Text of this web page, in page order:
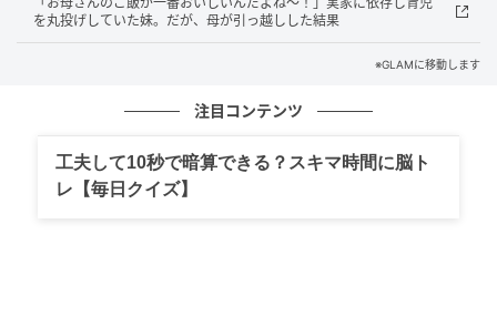
断っても、その次に会えば、また同じ誘い。三度目に
同じ言葉を、同じ笑顔で繰り返す。その表情がいつも
を丸投げしていた妹。だが、母が引っ越しした結果
※GLAMに移動します
注目コンテンツ
工夫して10秒で暗算できる？スキマ時間に脳ト
レ【毎日クイズ】